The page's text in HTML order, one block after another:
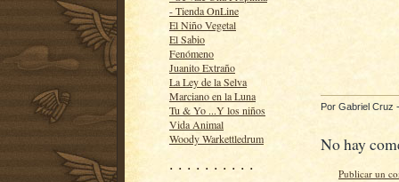
- Tienda OnLine
El Niño Vegetal
El Sabio
Fenómeno
Juanito Extraño
La Ley de la Selva
Marciano en la Luna
Tu & Yo ...Y los niños
Vida Animal
Woody Warkettledrum
· · · · · · · · · ·
Por Gabriel Cruz
No hay
Publicar un